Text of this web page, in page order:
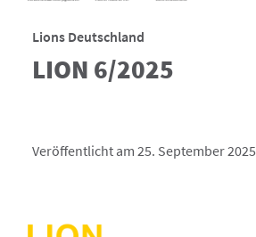
Lions Deutschland
LION 6/2025
Veröffentlicht am 25. September 2025